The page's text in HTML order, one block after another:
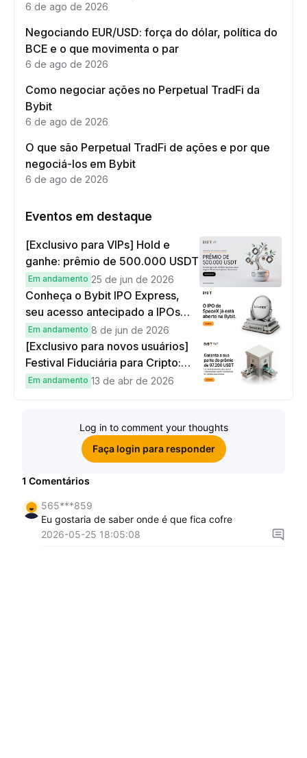
6 de ago de 2026
Negociando EUR/USD: força do dólar, política do
BCE e o que movimenta o par
6 de ago de 2026
Como negociar ações no Perpetual TradFi da
Bybit
6 de ago de 2026
O que são Perpetual TradFi de ações e por que
negociá-los em Bybit
6 de ago de 2026
Eventos em destaque
[Exclusivo para VIPs] Hold e
ganhe: prêmio de 500.000 USDT
Em andamento 25 de jun de 2026
Conheça o Bybit IPO Express,
seu acesso antecipado a IPOs
globais
Em andamento 8 de jun de 2026
[Exclusivo para novos usuários]
Festival Fiduciária para Cripto:
complete tarefas simples e
Em andamento 13 de abr de 2026
Log in to comment your thoughts
Faça login para responder
1 Comentários
565***859
Eu gostaria de saber onde é que fica cofre
2026-05-25 18:05:08